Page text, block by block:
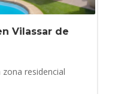
Vilassar de
residencial